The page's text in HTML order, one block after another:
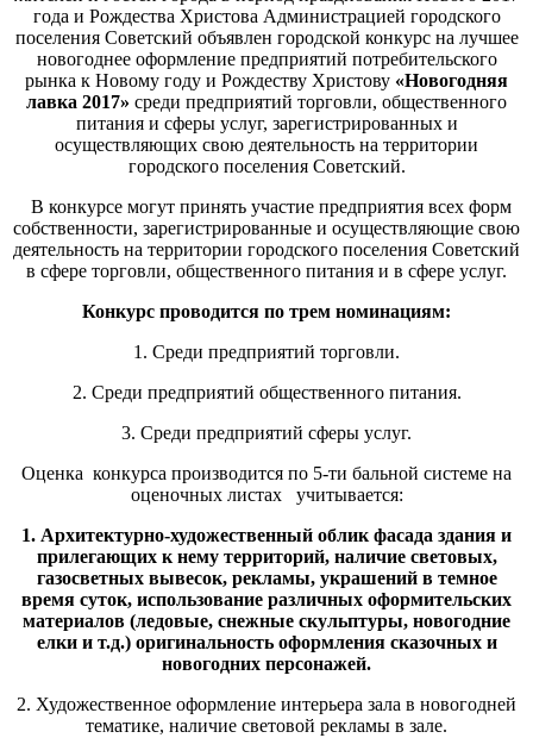
года и Рождества Христова Администрацией городского
поселения Советский объявлен городской конкурс на лучшее
новогоднее оформление предприятий потребительского
рынка к Новому году и Рождеству Христову «Новогодняя
лавка 2017» среди предприятий торговли, общественного
питания и сферы услуг, зарегистрированных и
осуществляющих свою деятельность на территории
городского поселения Советский.
В конкурсе могут принять участие предприятия всех форм
собственности, зарегистрированные и осуществляющие свою
деятельность на территории городского поселения Советский
в сфере торговли, общественного питания и в сфере услуг.
Конкурс проводится по трем номинациям:
1. Среди предприятий торговли.
2. Среди предприятий общественного питания.
3. Среди предприятий сферы услуг.
Оценка конкурса производится по 5-ти бальной системе на
оценочных листах учитывается:
1. Архитектурно-художественный облик фасада здания и
прилегающих к нему территорий, наличие световых,
газосветных вывесок, рекламы, украшений в темное
время суток, использование различных оформительских
материалов (ледовые, снежные скульптуры, новогодние
елки и т.д.) оригинальность оформления сказочных и
новогодних персонажей.
2. Художественное оформление интерьера зала в новогодней
тематике, наличие световой рекламы в зале.